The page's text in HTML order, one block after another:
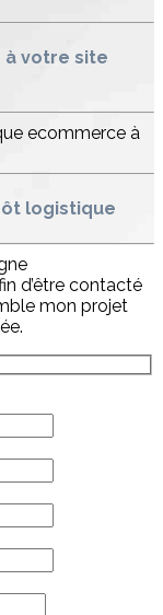
à votre site
ecommerce à
logistique
d’être contacté
mon projet